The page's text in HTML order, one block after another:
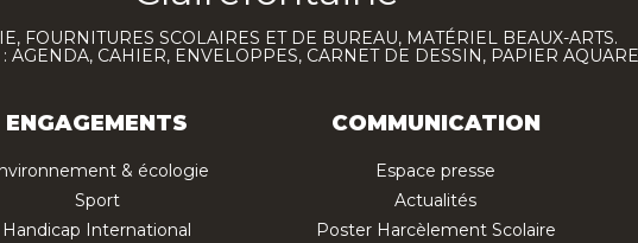
FOURNITURES SCOLAIRES ET DE BUREAU, MATÉRIEL BEAUX-ARTS.
AGENDA, CAHIER, ENVELOPPES, CARNET DE DESSIN, PAPIER
ENGAGEMENTS
& écologie
Sport
Handicap International
COMMUNICATION
Espace presse
Actualités
Poster Harcèlement Scolaire